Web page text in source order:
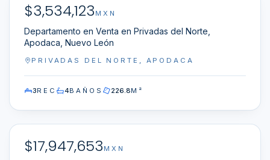
EN VENTA
$3,534,123 MXN
Departamento en Venta en Privadas del Norte,
Apodaca, Nuevo León
PRIVADAS DEL NORTE, APODACA
3REC 4BAÑOS 226.8M²
EN VENTA
NN-WP0100064
$17,947,653 MXN